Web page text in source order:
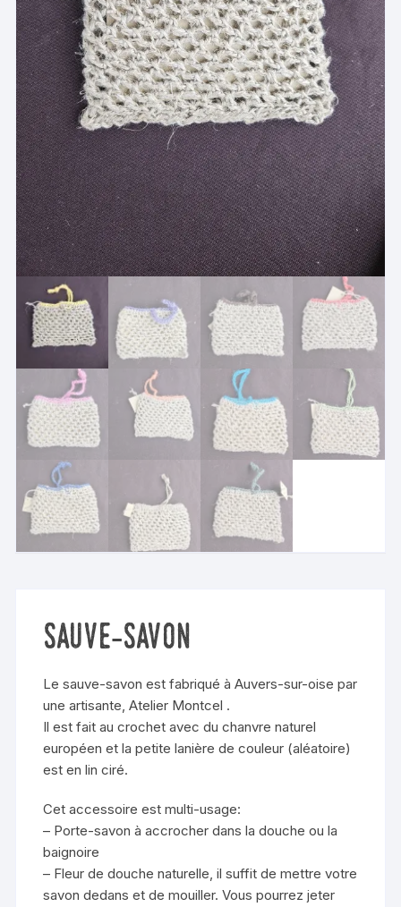
sauve-savon
Le sauve-savon est fabriqué à Auvers-sur-oise par
une artisante,Atelier Montcel .
Il est fait au crochet avec du chanvre naturel
européen et la petite lanière de couleur (aléatoire)
est en lin ciré.
Cet accessoire est multi-usage:
– Porte-savon à accrocher dans la douche ou la
baignoire
– Fleur de douche naturelle, il suffit de mettre votre
savon dedans et de mouiller. Vous pourrez jeter